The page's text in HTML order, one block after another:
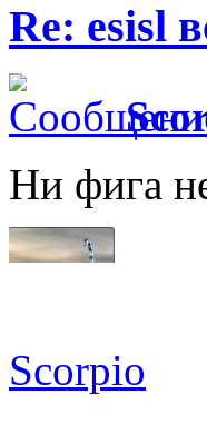
Re: esisl
Ни фига
Scorpio